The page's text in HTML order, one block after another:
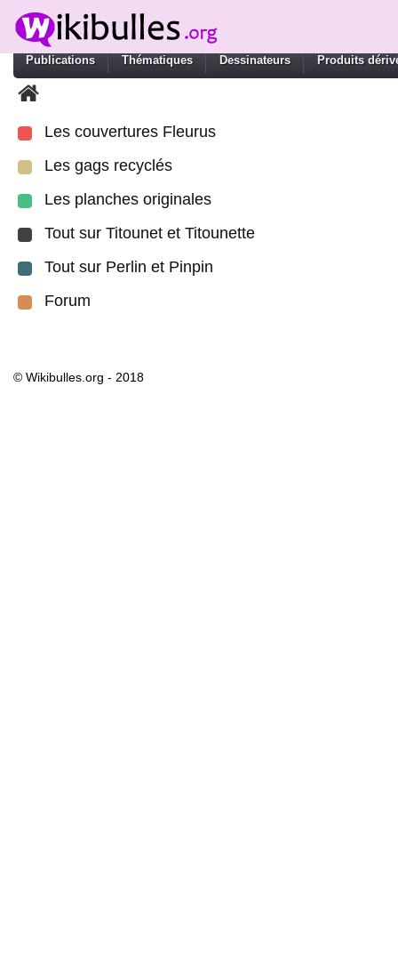
Publications Thématiques Dessinateurs Produits
Les couvertures Fleurus
Les gags recyclés
Les planches originales
Tout sur Titounet et Titounette
Tout sur Perlin et Pinpin
Forum
© Wikibulles.org - 2018